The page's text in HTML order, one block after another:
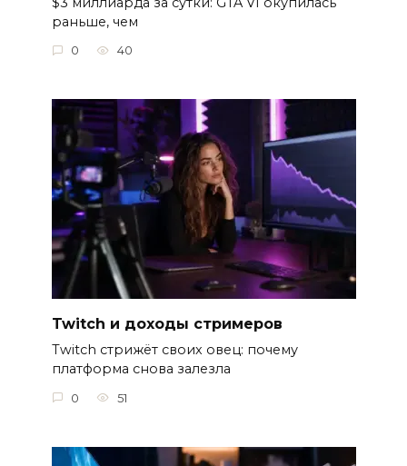
раньше, чем
0 40
Twitch и доходы стримеров
Twitch стрижёт своих овец: почему
платформа снова залезла
0 51